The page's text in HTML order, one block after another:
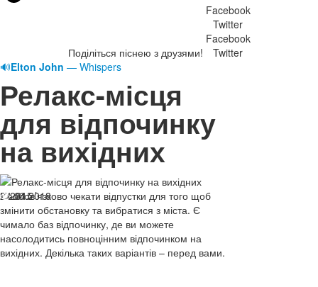
Поділіться піснею з друзями!
Facebook
Twitter
Facebook
Twitter
🔊Elton John — Whispers
Релакс-місця
для відпочинку
на вихідних
24.04.2018
2815
Необов’язково чекати відпустки для того щоб
змінити обстановку та вибратися з міста. Є
чимало баз відпочинку, де ви можете
насолодитись повноцінним відпочинком на
вихідних. Декілька таких варіантів – перед вами.